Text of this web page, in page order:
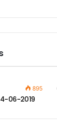
895
06-2019